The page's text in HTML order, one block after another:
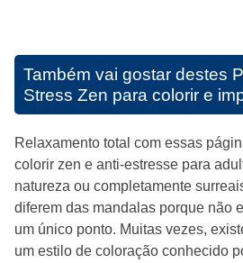
Também vai gostar destes
Stress Zen para colorir e
Relaxamento total com essas
colorir zen e anti-estresse para
natureza ou completamente
diferem das mandalas porque não
um único ponto. Muitas vezes,
um estilo de coloração conhecido